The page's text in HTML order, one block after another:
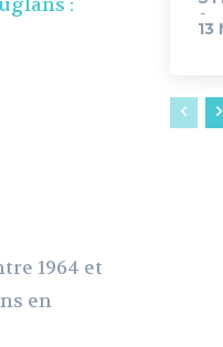
1964 et
en
-
13